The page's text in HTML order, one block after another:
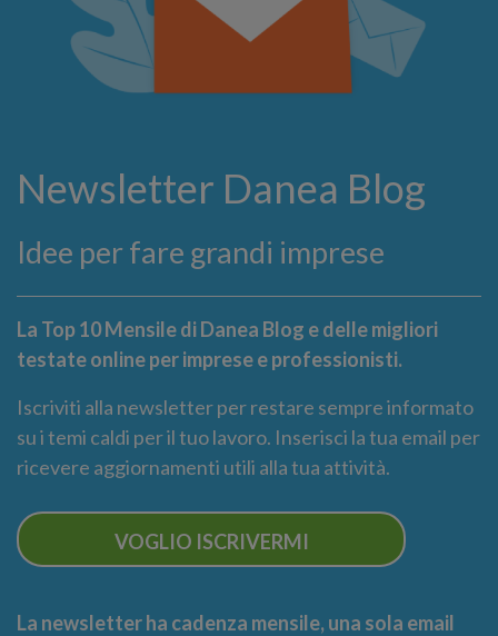
Newsletter Danea Blog
Idee per fare grandi imprese
La Top 10 Mensile di Danea Blog e delle migliori
testate online per imprese e professionisti.
Iscriviti alla newsletter per restare sempre informato
su i temi caldi per il tuo lavoro. Inserisci la tua email per
ricevere aggiornamenti utili alla tua attività.
VOGLIO ISCRIVERMI
La newsletter ha cadenza mensile, una sola email